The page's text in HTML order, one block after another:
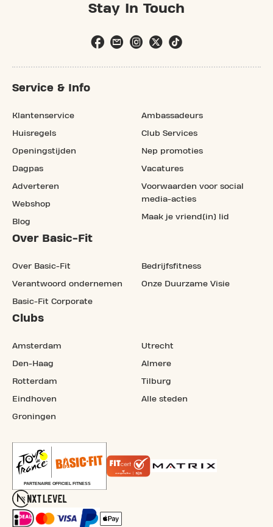
Stay In Touch
Service & Info
Klantenservice
Huisregels
Openingstijden
Dagpas
Adverteren
Webshop
Blog
Ambassadeurs
Club Services
Nep promoties
Vacatures
Voorwaarden voor social
media-acties
Maak je vriend(in) lid
Over Basic-Fit
Over Basic-Fit
Verantwoord ondernemen
Basic-Fit Corporate
Bedrijfsfitness
Onze Duurzame Visie
Clubs
Amsterdam
Den-Haag
Rotterdam
Eindhoven
Groningen
Utrecht
Almere
Tilburg
Alle steden